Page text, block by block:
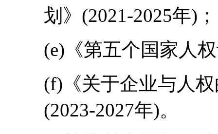
划》(2021-2025年)；
(e)《第五个国家人
(f)《关于企业与人
(2023-2027年)。